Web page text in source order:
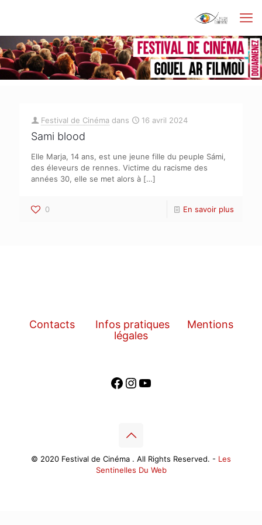
Festival de Cinéma dans 16 avril 2024
Sami blood
Elle Marja, 14 ans, est une jeune fille du peuple Sámi,
des éleveurs de rennes. Victime du racisme des
années 30, elle se met alors à […]
0 En savoir plus
Contacts Infos pratiques
Mentions
légales
Facebook
Instagram
YouTube
© 2020 Festival de Cinéma . All Rights Reserved. - Les
Sentinelles Du Web